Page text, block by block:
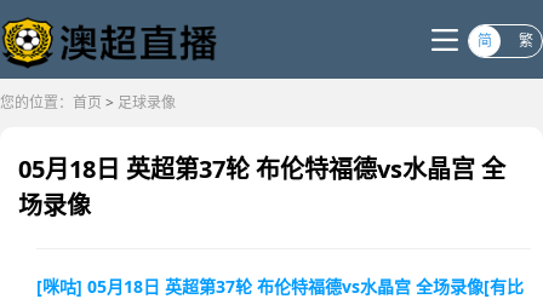
简 繁
您的位置： 首页 > 足球录像
05月18日 英超第37轮 布伦特福德vs水晶宫 全
场录像
[咪咕] 05月18日 英超第37轮 布伦特福德vs水晶宫 全场录像[有比